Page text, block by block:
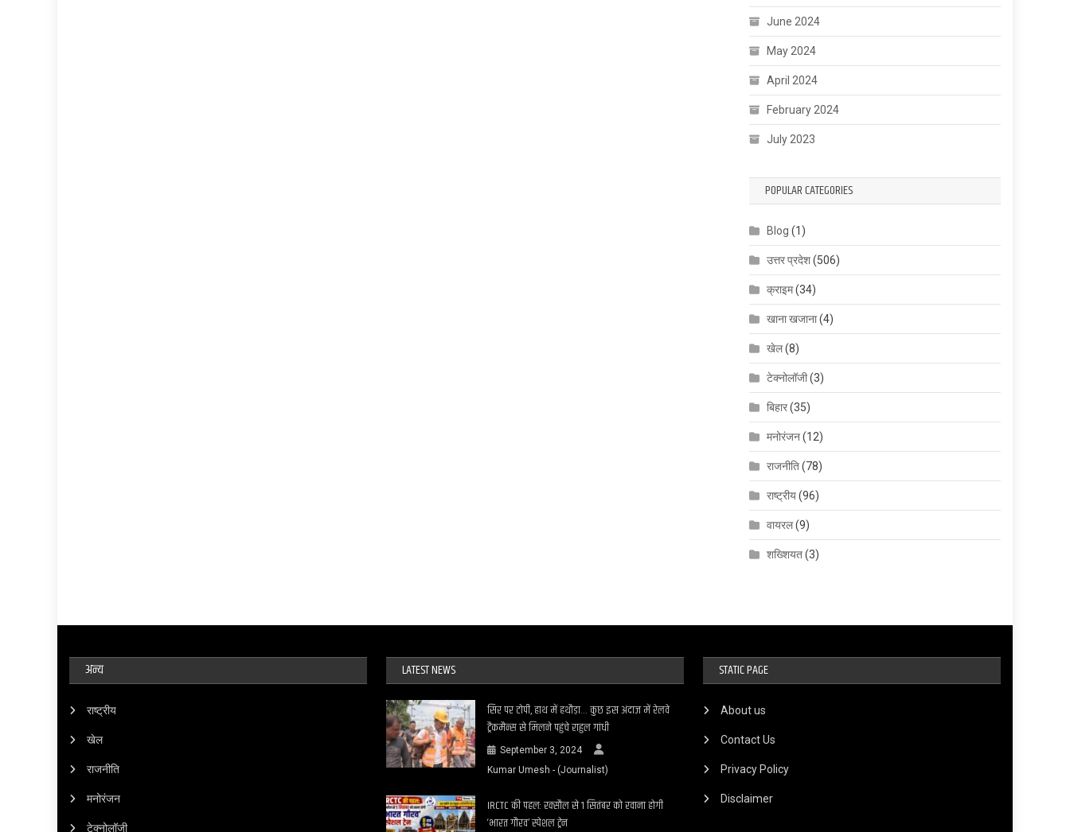
June 2024
May 2024
April 2024
February 2024
July 2023
POPULAR CATEGORIES
Blog (1)
उत्तर प्रदेश(506)
क्राइम(34)
खाना खजाना(4)
खेल(8)
टेक्नोलॉजी(3)
बिहार(35)
मनोरंजन(12)
राजनीति(78)
राष्ट्रीय(96)
वायरल(9)
शख्शियत(3)
अन्य
राष्ट्रीय
खेल
राजनीति
मनोरंजन
टेक्नोलॉजी
LATEST NEWS
सिर पर टोपी, हाथ में हथौड़ा… कुछ इस अंदाज में रेलवे
ट्रैकमैन्स से मिलने पहुंचे राहुल गांधी
September 3, 2024
Kumar Umesh - (Journalist)
IRCTC की पहल: रक्सौल से 1 सितंबर को रवाना होगी
‘भारत गौरव’ स्पेशल ट्रेन
STATIC PAGE
About us
Contact Us
Privacy Policy
Disclaimer